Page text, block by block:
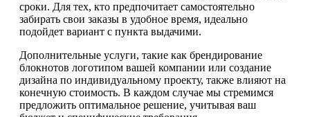
сроки. Для тех, кто предпочитает самостоятельно
забирать свои заказы в удобное время, идеально
подойдет вариант с пункта выдачими.
Дополнительные услуги, такие как брендирование
блокнотов логотипом вашей компании или создание
дизайна по индивидуальному проекту, также влияют на
конечную стоимость. В каждом случае мы стремимся
предложить оптимальное решение, учитывая ваш